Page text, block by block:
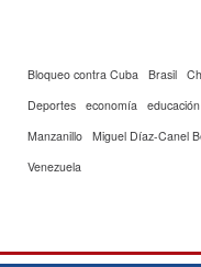
Bloqueo contra Cuba Brasil
Deportes economía educación
Manzanillo Miguel Díaz-Canel
Venezuela